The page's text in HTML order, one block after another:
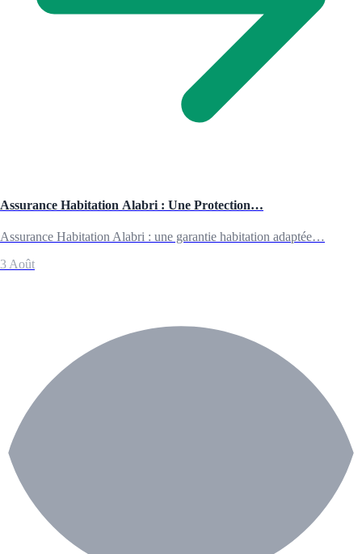
Assurance Habitation Alabri : Une Protection…
Assurance Habitation Alabri : une garantie habitation adaptée…
3 Août